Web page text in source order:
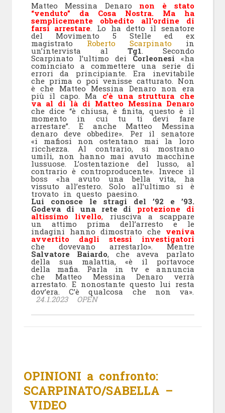
Matteo Messina Denaro non è stato
“venduto” da Cosa Nostra. Ma ha
semplicemente obbedito all’ordine di
farsi arrestare. Lo ha detto il senatore
del Movimento 5 Stelle ed ex
magistrato Roberto Scarpinato in
un’intervista al Tg1. Secondo
Scarpinato l’ultimo dei Corleonesi «ha
cominciato a commettere una serie di
errori da principiante. Era inevitabile
che prima o poi venisse catturato. Non
è che Matteo Messina Denaro non era
più il capo. Ma c’è una struttura che
va al di là di Matteo Messina Denaro
che dice “è chiusa, è finita, questo è il
momento in cui tu ti devi fare
arrestare”. E anche Matteo Messina
denaro deve obbedire». Per il senatore
«i mafiosi non ostentano mai la loro
ricchezza. Al contrario, si mostrano
umili, non hanno mai avuto macchine
lussuose. L’ostentazione del lusso, al
contrario è controproducente». Invece il
boss «ha avuto una bella vita, ha
vissuto all’estero. Solo all’ultimo si è
trovato in questo paesino.
Lui conosce le stragi del ’92 e ’93.
Godeva di una rete di protezione di
altissimo livello, riusciva a scappare
un attimo prima dell’arresto e le
indagini hanno dimostrato che veniva
avvertito dagli stessi investigatori
che dovevano arrestarlo». Mentre
Salvatore Baiardo, che aveva parlato
della sua malattia, «è il portavoce
della mafia. Parla in tv e annuncia
che Matteo Messina Denaro verrà
arrestato. E nonostante questo lui resta
dov’era. C’è qualcosa che non va».
24.1.2023 OPEN
OPINIONI a confronto:
SCARPINATO/SABELLA –
VIDEO